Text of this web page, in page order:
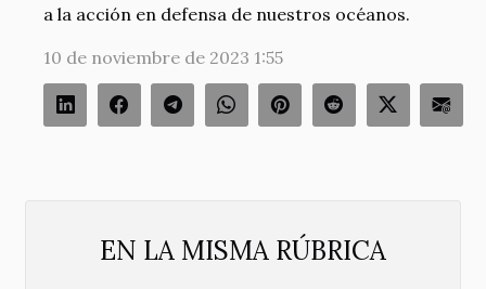
EN LA MISMA RÚBRICA
a la acción en defensa de nuestros océanos.
10 de noviembre de 2023 1:55